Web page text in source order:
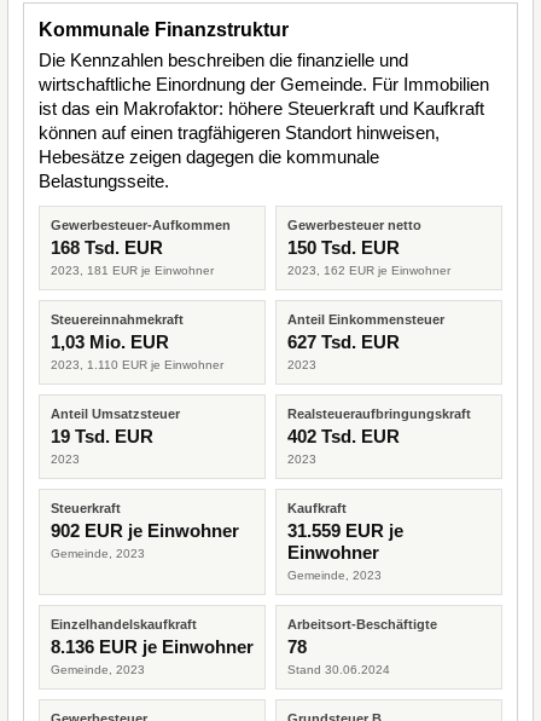
Kommunale Finanzstruktur
Die Kennzahlen beschreiben die finanzielle und
wirtschaftliche Einordnung der Gemeinde. Für Immobilien
ist das ein Makrofaktor: höhere Steuerkraft und Kaufkraft
können auf einen tragfähigeren Standort hinweisen,
Hebesätze zeigen dagegen die kommunale
Belastungsseite.
Gewerbesteuer-Aufkommen
168 Tsd. EUR
2023, 181 EUR je Einwohner
Gewerbesteuer netto
150 Tsd. EUR
2023, 162 EUR je Einwohner
Steuereinnahmekraft
1,03 Mio. EUR
2023, 1.110 EUR je Einwohner
Anteil Einkommensteuer
627 Tsd. EUR
2023
Anteil Umsatzsteuer
19 Tsd. EUR
2023
Realsteueraufbringungskraft
402 Tsd. EUR
2023
Steuerkraft
902 EUR je Einwohner
Gemeinde, 2023
Kaufkraft
31.559 EUR je
Einwohner
Gemeinde, 2023
Einzelhandelskaufkraft
8.136 EUR je Einwohner
Gemeinde, 2023
Arbeitsort-Beschäftigte
78
Stand 30.06.2024